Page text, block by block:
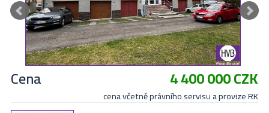
Cena 4 400 000 CZK
cena včetně právního servisu a provize RK